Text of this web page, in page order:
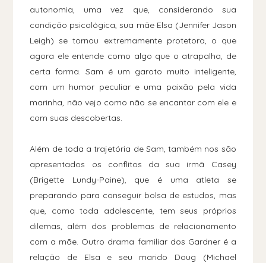
autonomia, uma vez que, considerando sua
condição psicológica, sua mãe Elsa (Jennifer Jason
Leigh) se tornou extremamente protetora, o que
agora ele entende como algo que o atrapalha, de
certa forma. Sam é um garoto muito inteligente,
com um humor peculiar e uma paixão pela vida
marinha, não vejo como não se encantar com ele e
com suas descobertas.
Além de toda a trajetória de Sam, também nos são
apresentados os conflitos da sua irmã Casey
(Brigette Lundy-Paine), que é uma atleta se
preparando para conseguir bolsa de estudos, mas
que, como toda adolescente, tem seus próprios
dilemas, além dos problemas de relacionamento
com a mãe. Outro drama familiar dos Gardner é a
relação de Elsa e seu marido Doug (Michael